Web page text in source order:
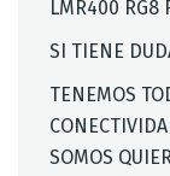
LMR400 RG8
SI TIENE
TENEMOS
SOMOS